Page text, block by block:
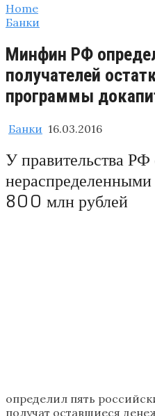
Home
Банки
Минфин РФ
получателей
программы
Банки 16.03.2016
У правительства РФ
800 млн рублей
определил пять
получат оставшиеся